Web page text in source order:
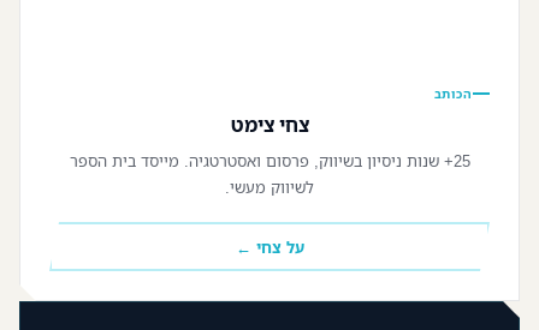
הכותב
צחי צימט
25+ שנות ניסיון בשיווק, פרסום ואסטרטגיה. מייסד בית הספר
לשיווק מעשי.
על צחי ←